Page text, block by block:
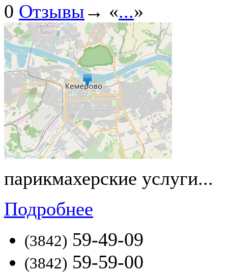
0 Отзывы→ «...»
парикмахерские услуги...
Подробнее
(3842) 59-49-09
(3842) 59-59-00